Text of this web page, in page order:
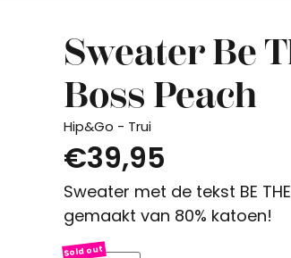
Sweater Be
Boss Peach
Hip&Go - Trui
€39,95
Sweater met de tekst BE THE
gemaakt van 80% katoen!